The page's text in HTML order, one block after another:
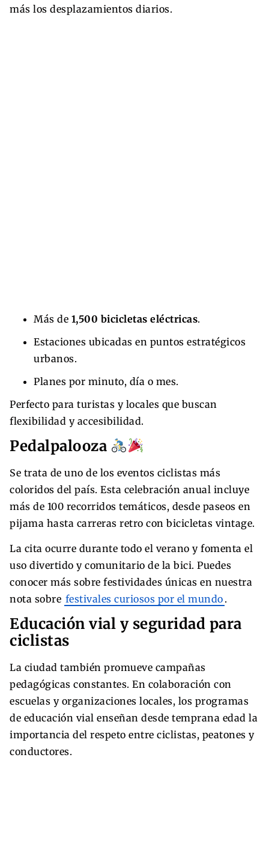
más los desplazamientos diarios.
Más de 1,500 bicicletas eléctricas.
Estaciones ubicadas en puntos estratégicos
urbanos.
Planes por minuto, día o mes.
Perfecto para turistas y locales que buscan
flexibilidad y accesibilidad.
Pedalpalooza
Se trata de uno de los eventos ciclistas más
coloridos del país. Esta celebración anual incluye
más de 100 recorridos temáticos, desde paseos en
pijama hasta carreras retro con bicicletas vintage.
La cita ocurre durante todo el verano y fomenta el
uso divertido y comunitario de la bici. Puedes
conocer más sobre festividades únicas en nuestra
nota sobre festivales curiosos por el mundo .
Educación vial y seguridad para
ciclistas
La ciudad también promueve campañas
pedagógicas constantes. En colaboración con
escuelas y organizaciones locales, los programas
de educación vial enseñan desde temprana edad la
importancia del respeto entre ciclistas, peatones y
conductores.